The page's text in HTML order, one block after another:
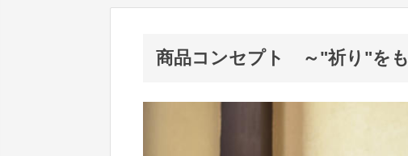
商品コンセプト ～"祈り"を